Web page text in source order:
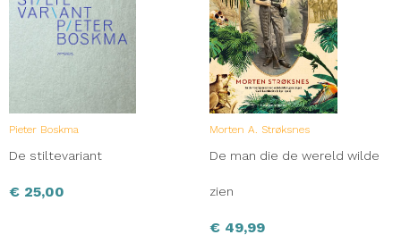
Pieter Boskma
De stiltevariant
€ 25,00
Morten A. Strøksnes
De man die de wereld wilde
zien
€ 49,99